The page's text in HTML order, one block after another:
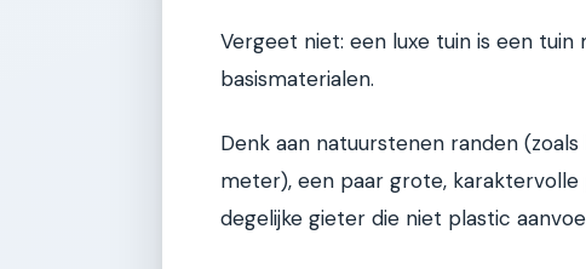
Vergeet niet: een luxe tuin is een
basismaterialen.
Denk aan natuurstenen randen
meter), een paar grote,
degelijke gieter die niet plastic